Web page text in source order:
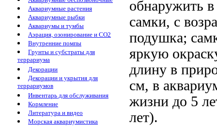
Аквариумные растения
Аквариумные рыбки
Аквариумы и тумбы
Аэрация, озонирование и CO2
Внутренние помпы
Грунты и субстраты для
террариума
Декорации
Декорации и укрытия для
террариумов
Инвентарь для обслуживания
Кормление
Литература и видео
Морская аквариумистика
обнаружить
самки, с
подушка;
яркую
длину в
см, в
жизни до 5
лет).